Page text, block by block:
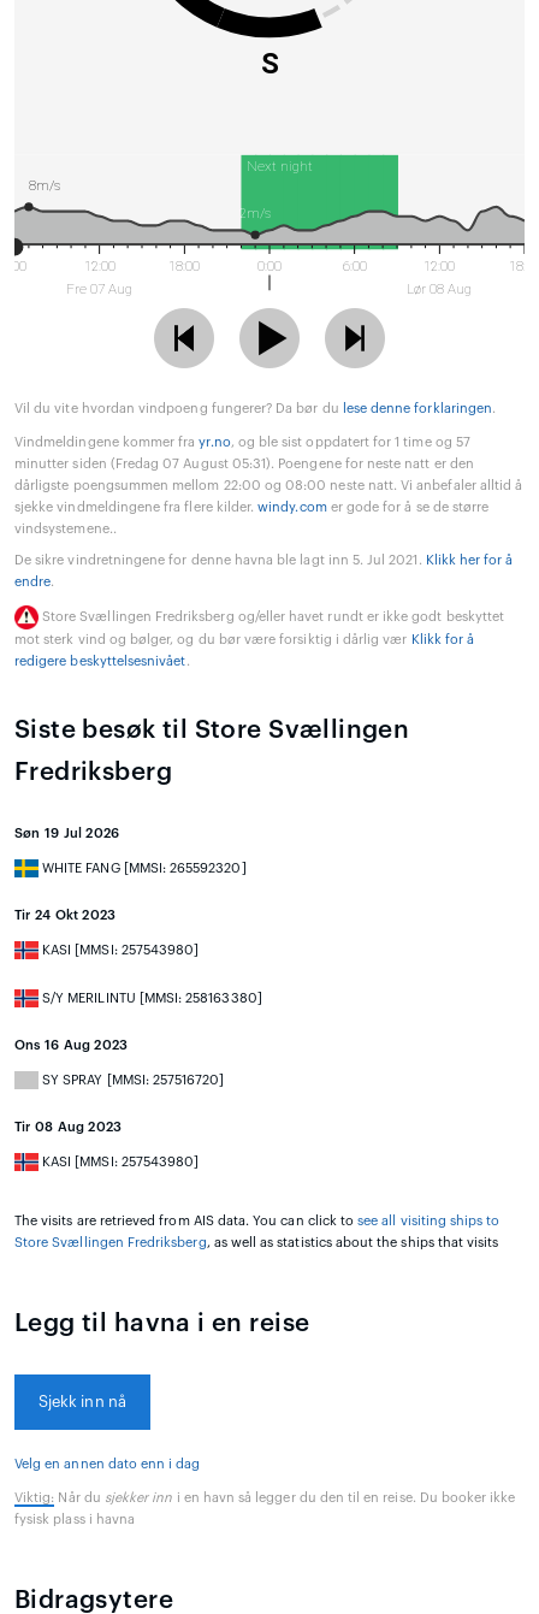
S
Next night
6:00
12:00
Fre 07 Aug
18:00 0:00 6:00
12:00
Lør 08 Aug
8m/s
2m/s
Vil du vite hvordan vindpoeng fungerer? Da bør du lese denne forklaringen.
Vindmeldingene kommer frayr.no, og ble sist oppdatert for 1 time og 57
minutter siden (Fredag 07 August 05:31). Poengene for neste natt er den
dårligste poengsummen mellom 22:00 og 08:00 neste natt. Vi anbefaler alltid å
sjekke vindmeldingene fra flere kilder.windy.comer gode for å se de større
vindsystemene..
De sikre vindretningene for denne havna ble lagt inn 5. Jul 2021. Klikk her for å
endre.
Store Svællingen Fredriksberg og/eller havet rundt er ikke godt beskyttet
mot sterk vind og bølger, og du bør være forsiktig i dårlig vær Klikk for å
redigere beskyttelsesnivået.
Siste besøk til Store Svællingen
Fredriksberg
Søn 19 Jul 2026
WHITE FANG [MMSI: 265592320]
Tir 24 Okt 2023
KASI [MMSI: 257543980]
S/Y MERILINTU [MMSI: 258163380]
Ons 16 Aug 2023
SY SPRAY [MMSI: 257516720]
Tir 08 Aug 2023
KASI [MMSI: 257543980]
The visits are retrieved from AIS data. You can click tosee all visiting ships to
Store Svællingen Fredriksberg, as well as statistics about the ships that visits
Legg til havna i en reise
Sjekk inn nå
Velg en annen dato enn i dag
Viktig: Når du sjekker inn i en havn så legger du den til en reise. Du booker ikke
fysisk plass i havna
Bidragsytere